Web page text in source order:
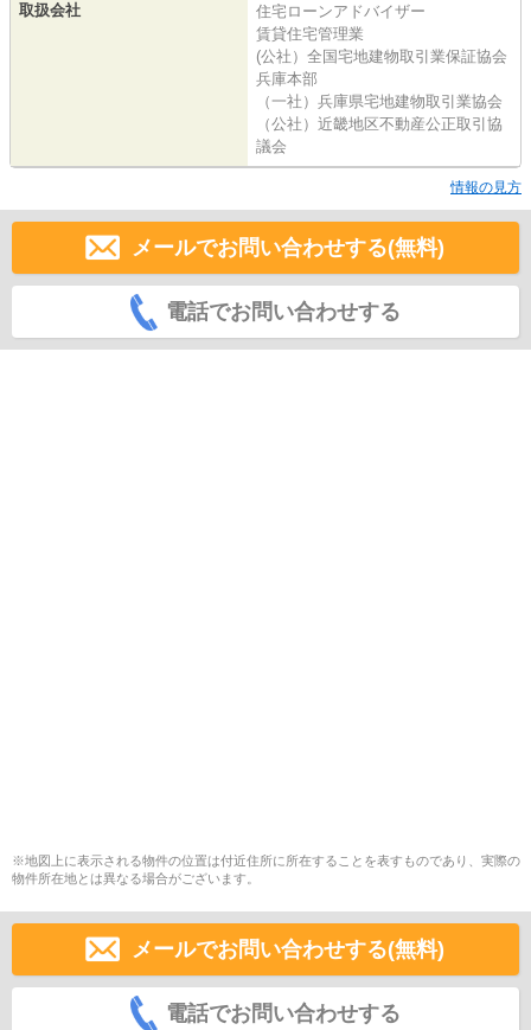
取扱会社
住宅ローンアドバイザー
賃貸住宅管理業
(公社）全国宅地建物取引業保証協会
兵庫本部
（一社）兵庫県宅地建物取引業協会
（公社）近畿地区不動産公正取引協
議会
情報の見方
メールでお問い合わせする(無料)
電話でお問い合わせする
※地図上に表示される物件の位置は付近住所に所在することを表すものであり、実際の
物件所在地とは異なる場合がございます。
メールでお問い合わせする(無料)
電話でお問い合わせする